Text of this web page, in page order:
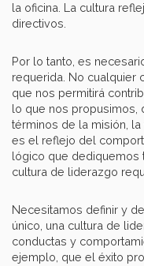
la oficina. La cultura
directivos.
Por lo tanto, es
requerida. No cualquier
que nos permitirá
lo que nos propusimos,
términos de la misión,
es el reflejo del
lógico que dediquemos
cultura de liderazgo
Necesitamos definir y
único, una cultura de
conductas y
ejemplo, que el éxito